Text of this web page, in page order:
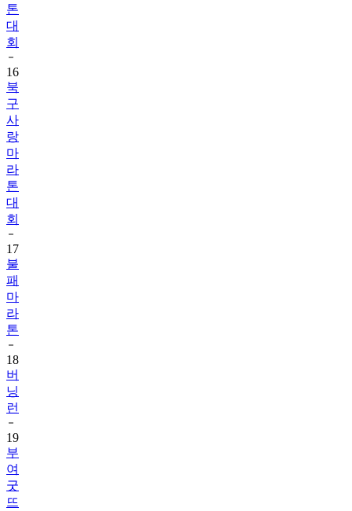
톤
대
회
16
북
구
사
랑
마
라
톤
대
회
17
불
패
마
라
톤
18
버
닝
런
19
부
여
굿
뜨